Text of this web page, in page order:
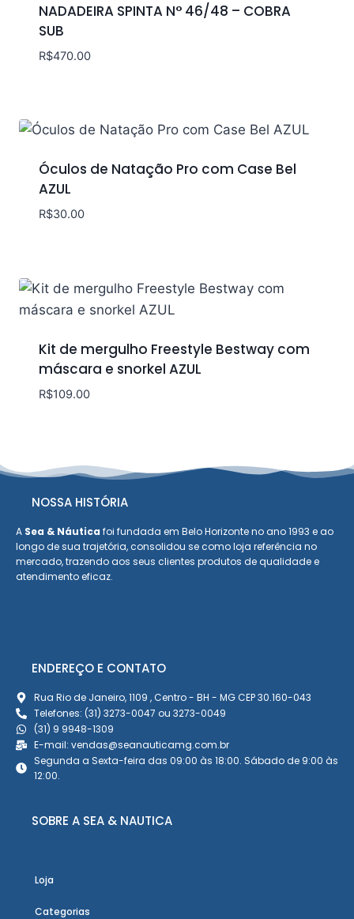
NADADEIRA SPINTA N° 46/48 – COBRA
SUB
R$470.00
Óculos de Natação Pro com Case Bel
AZUL
R$30.00
Kit de mergulho Freestyle Bestway com
máscara e snorkel AZUL
R$109.00
NOSSA HISTÓRIA
A Sea & Náutica foi fundada em Belo Horizonte no ano 1993 e ao
longo de sua trajetória, consolidou se como loja referência no
mercado, trazendo aos seus clientes produtos de qualidade e
atendimento eficaz.
ENDEREÇO E CONTATO
Rua Rio de Janeiro, 1109 , Centro - BH - MG CEP 30.160-043
Telefones: (31) 3273-0047 ou 3273-0049
(31) 9 9948-1309
E-mail: vendas@seanauticamg.com.br
Segunda a Sexta-feira das 09:00 às 18:00. Sábado de 9:00 às
12:00.
SOBRE A SEA & NAUTICA
Loja
Categorias